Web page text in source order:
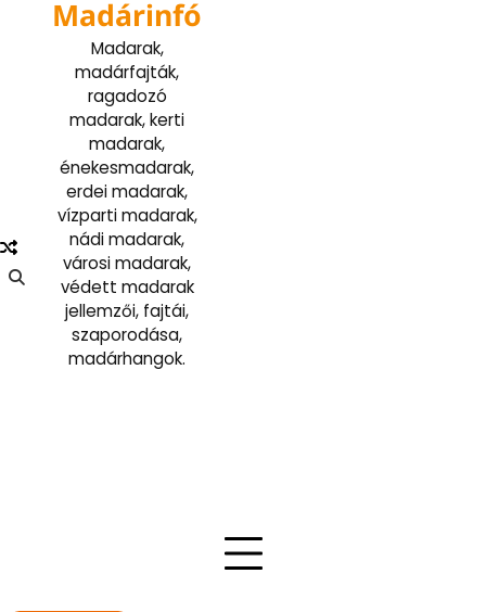
Madárinfó
Madarak,
madárfajták,
ragadozó
madarak, kerti
madarak,
énekesmadarak,
erdei madarak,
vízparti madarak,
nádi madarak,
városi madarak,
védett madarak
jellemzői, fajtái,
szaporodása,
madárhangok.